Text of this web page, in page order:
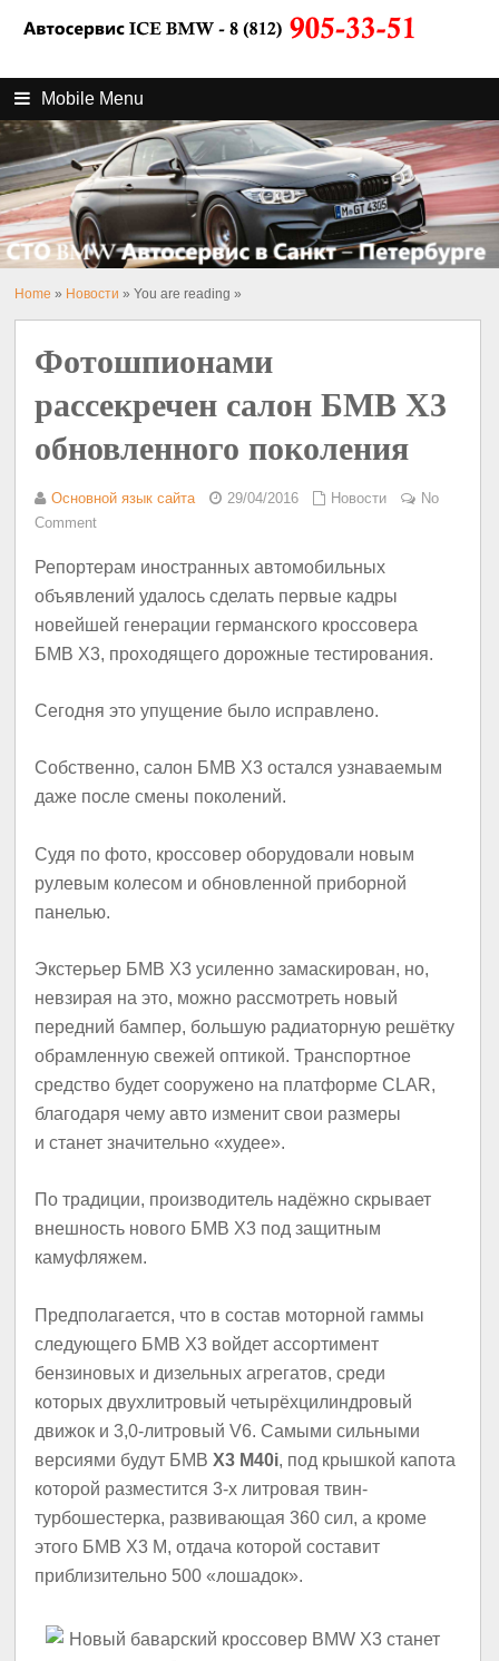
Mobile Menu
Home » Новости » You are reading »
Фотошпионами
рассекречен салон БМВ X3
обновленного поколения
Основной язык сайта 29/04/2016 Новости
No
Comment
Репортерам иностранных автомобильных
объявлений удалось сделать первые кадры
новейшей генерации германского кроссовера
БМВ X3, проходящего дорожные тестирования.
Сегодня это упущение было исправлено.
Собственно, салон БМВ X3 остался узнаваемым
даже после смены поколений.
Судя по фото, кроссовер оборудовали новым
рулевым колесом и обновленной приборной
панелью.
Экстерьер БМВ X3 усиленно замаскирован, но,
невзирая на это, можно рассмотреть новый
передний бампер, большую радиаторную решётку
обрамленную свежей оптикой. Транспортное
средство будет сооружено на платформе CLAR,
благодаря чему авто изменит свои размеры
и станет значительно «худее».
По традиции, производитель надёжно скрывает
внешность нового БМВ X3 под защитным
камуфляжем.
Предполагается, что в состав моторной гаммы
следующего БМВ X3 войдет ассортимент
бензиновых и дизельных агрегатов, среди
которых двухлитровый четырёхцилиндровый
движок и 3,0-литровый V6. Самыми сильными
версиями будут БМВX3 M40i, под крышкой капота
которой разместится 3-х литровая твин-
турбошестерка, развивающая 360 сил, а кроме
этого БМВ X3 M, отдача которой составит
приблизительно 500 «лошадок».